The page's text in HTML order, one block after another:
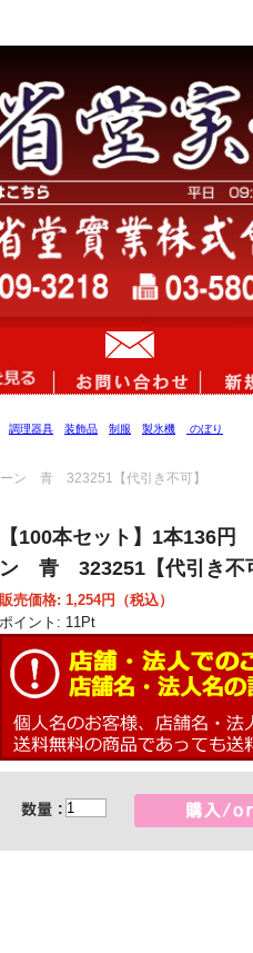
調理器具 装飾品 制服 製氷機 のぼり
ン 青 323251【代引き不可】
【100本セット】1本136
ン 青 323251【代引き不
販売価格: 1,254円（税込）
ポイント: 11 Pt